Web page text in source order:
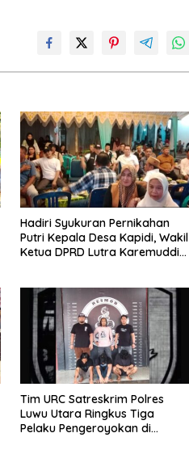
Hadiri Syukuran Pernikahan
Putri Kepala Desa Kapidi, Wakil
Ketua DPRD Lutra Karemuddin
Tim URC Satreskrim Polres
Luwu Utara Ringkus Tiga
Pelaku Pengeroyokan di